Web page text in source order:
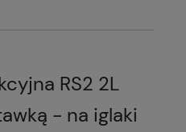
RS2 2L
- na iglaki